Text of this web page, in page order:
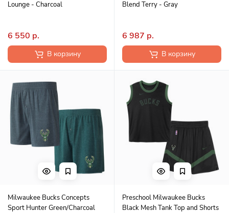
Lounge - Charcoal
6 550 р.
В корзину
Blend Terry - Gray
6 987 р.
В корзину
Milwaukee Bucks Concepts
Sport Hunter Green/Charcoal
Preschool Milwaukee Bucks
Black Mesh Tank Top and Shorts